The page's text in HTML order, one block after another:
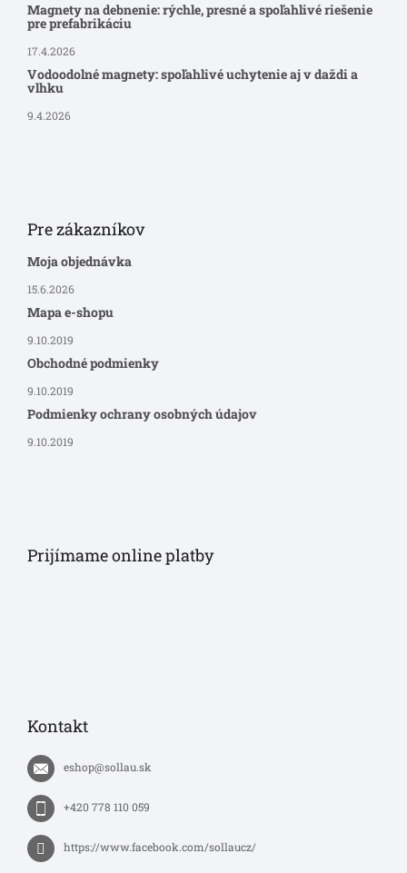
Magnety na debnenie: rýchle, presné a spoľahlivé riešenie
pre prefabrikáciu
17.4.2026
Vodoodolné magnety: spoľahlivé uchytenie aj v daždi a
vlhku
9.4.2026
Pre zákazníkov
Moja objednávka
15.6.2026
Mapa e-shopu
9.10.2019
Obchodné podmienky
9.10.2019
Podmienky ochrany osobných údajov
9.10.2019
Prijímame online platby
Kontakt
eshop@sollau.sk
+420 778 110 059
https://www.facebook.com/sollaucz/